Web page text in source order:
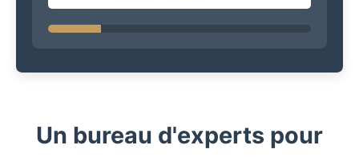
Un bureau d'experts pour